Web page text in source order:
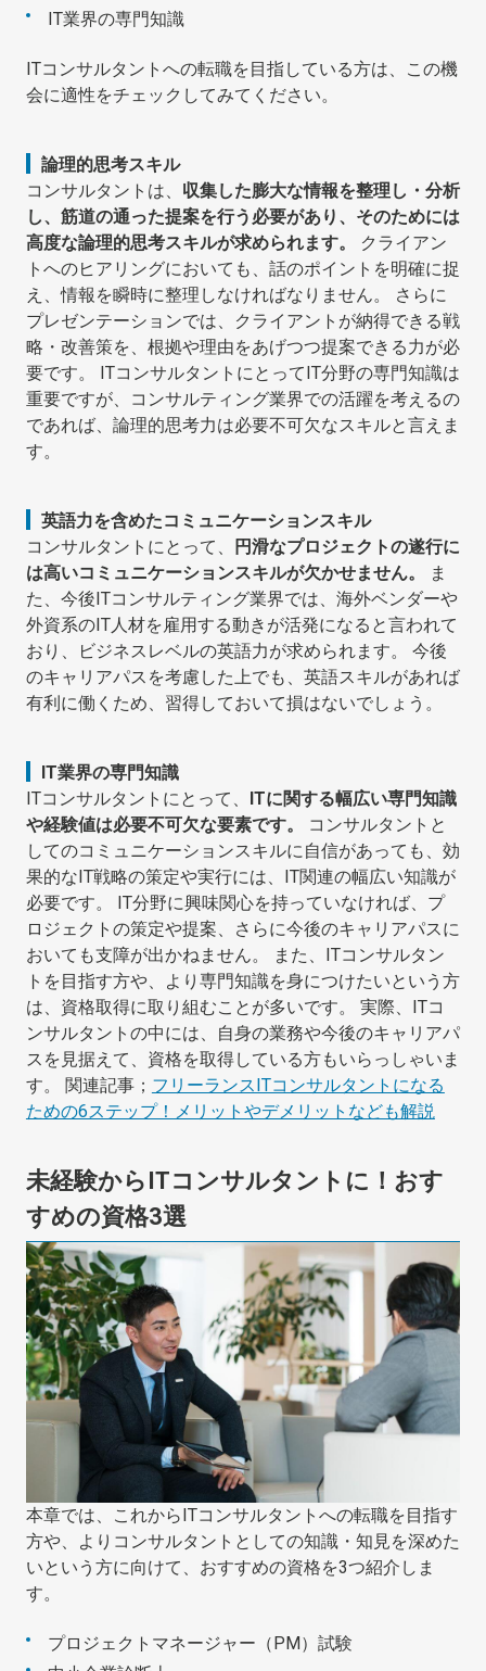
IT業界の専門知識
ITコンサルタントへの転職を目指している方は、この機
会に適性をチェックしてみてください。
論理的思考スキル
コンサルタントは、 収集した膨大な情報を整理し・分析
し、筋道の通った提案を行う必要があり、そのためには
高度な論理的思考スキルが求められます。
クライアン
トへのヒアリングにおいても、話のポイントを明確に捉
え、情報を瞬時に整理しなければなりません。 さらに
プレゼンテーションでは、クライアントが納得できる戦
略・改善策を、根拠や理由をあげつつ提案できる力が必
要です。 ITコンサルタントにとってIT分野の専門知識は
重要ですが、コンサルティング業界での活躍を考えるの
であれば、論理的思考力は必要不可欠なスキルと言えま
す。
英語力を含めたコミュニケーションスキル
コンサルタントにとって、
円滑なプロジェクトの遂行に
は高いコミュニケーションスキルが欠かせません。
ま
た、今後ITコンサルティング業界では、海外ベンダーや
外資系のIT人材を雇用する動きが活発になると言われて
おり、ビジネスレベルの英語力が求められます。 今後
のキャリアパスを考慮した上でも、英語スキルがあれば
有利に働くため、習得しておいて損はないでしょう。
IT業界の専門知識
ITコンサルタントにとって、 ITに関する幅広い専門知識
や経験値は必要不可欠な要素です。
コンサルタントと
してのコミュニケーションスキルに自信があっても、効
果的なIT戦略の策定や実行には、IT関連の幅広い知識が
必要です。 IT分野に興味関心を持っていなければ、プ
ロジェクトの策定や提案、さらに今後のキャリアパスに
おいても支障が出かねません。 また、ITコンサルタン
トを目指す方や、より専門知識を身につけたいという方
は、資格取得に取り組むことが多いです。 実際、ITコ
ンサルタントの中には、自身の業務や今後のキャリアパ
スを見据えて、資格を取得している方もいらっしゃいま
す。 関連記事； フリーランスITコンサルタントになる
ための6ステップ！メリットやデメリットなども解説
未経験からITコンサルタントに！おす
すめの資格3選
本章では、これからITコンサルタントへの転職を目指す
方や、よりコンサルタントとしての知識・知見を深めた
いという方に向けて、おすすめの資格を3つ紹介しま
す。
プロジェクトマネージャー（PM）試験